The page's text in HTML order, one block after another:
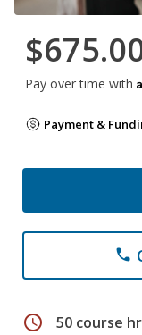
Pay over time with
Payment &
phone
schedule 50 course